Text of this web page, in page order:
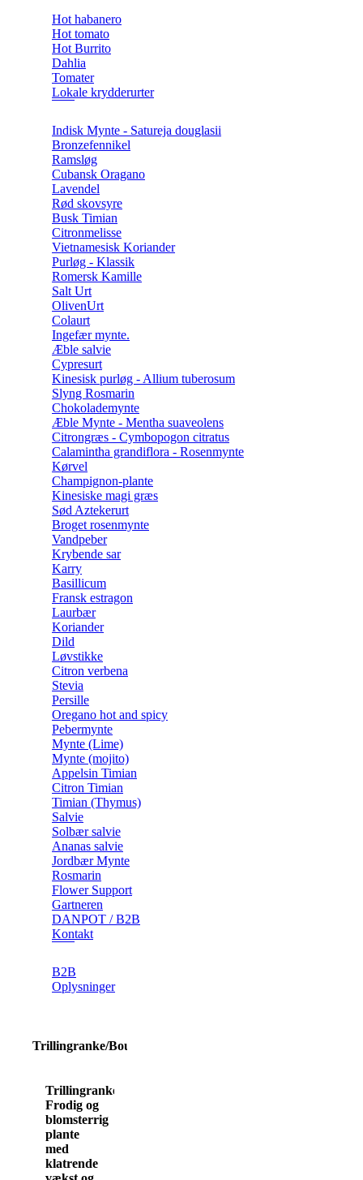
Hot habanero
Hot tomato
Hot Burrito
Dahlia
Tomater
Lokale krydderurter
Indisk Mynte - Satureja douglasii
Bronzefennikel
Ramsløg
Cubansk Oragano
Lavendel
Rød skovsyre
Busk Timian
Citronmelisse
Vietnamesisk Koriander
Purløg - Klassik
Romersk Kamille
Salt Urt
OlivenUrt
Colaurt
Ingefær mynte.
Æble salvie
Cypresurt
Kinesisk purløg - Allium tuberosum
Slyng Rosmarin
Chokolademynte
Æble Mynte - Mentha suaveolens
Citrongræs - Cymbopogon citratus
Calamintha grandiflora - Rosenmynte
Kørvel
Champignon-plante
Kinesiske magi græs
Sød Aztekerurt
Broget rosenmynte
Vandpeber
Krybende sar
Karry
Basillicum
Fransk estragon
Laurbær
Koriander
Dild
Løvstikke
Citron verbena
Stevia
Persille
Oregano hot and spicy
Pebermynte
Mynte (Lime)
Mynte (mojito)
Appelsin Timian
Citron Timian
Timian (Thymus)
Salvie
Solbær salvie
Ananas salvie
Jordbær Mynte
Rosmarin
Flower Support
Gartneren
DANPOT / B2B
Kontakt
B2B
Oplysninger
​Trillingranke/Bougainvillea
Trillingranke/Bougainvillea
Frodig og
blomsterrig
plante
med
klatrende